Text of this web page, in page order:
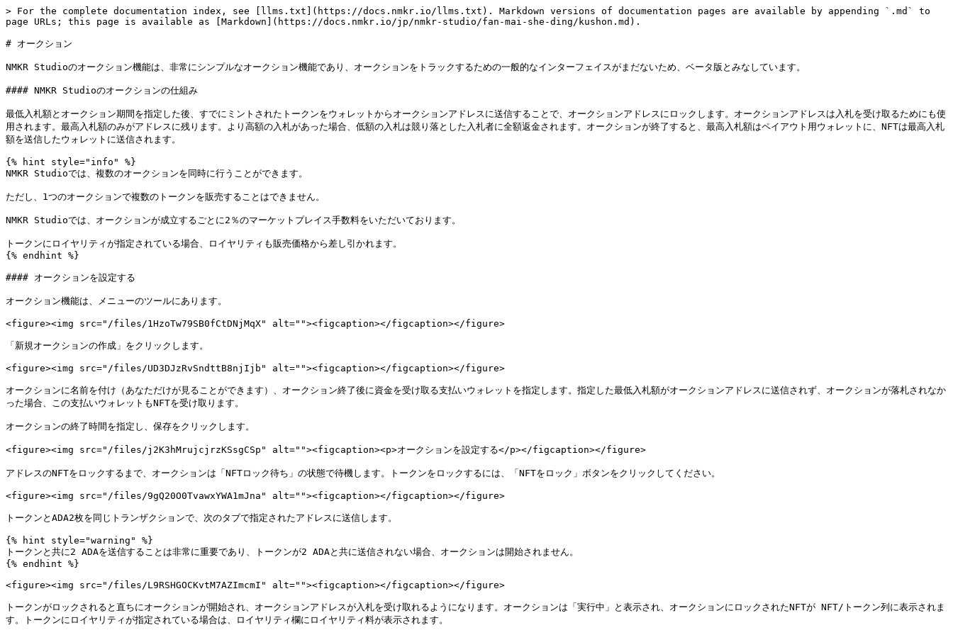
> For the complete documentation index, see [llms.txt](https://docs.nmkr.io/llms.txt). Markdown versions of documentation pages are available by appending `.md` to
page URLs; this page is available as [Markdown](https://docs.nmkr.io/jp/nmkr-studio/fan-mai-she-ding/kushon.md).
# オークション
NMKR Studioのオークション機能は、非常にシンプルなオークション機能であり、オークションをトラックするための一般的なインターフェイスがまだないため、ベータ版とみなしています。
#### NMKR Studioのオークションの仕組み
最低入札額とオークション期間を指定した後、すでにミントされたトークンをウォレットからオークションアドレスに送信することで、オークションアドレスにロックします。オークションアドレスは入札を受け取るためにも使
用されます。最高入札額のみがアドレスに残ります。より高額の入札があった場合、低額の入札は競り落とした入札者に全額返金されます。オークションが終了すると、最高入札額はペイアウト用ウォレットに、NFTは最高入札
額を送信したウォレットに送信されます。
{% hint style="info" %}
NMKR Studioでは、複数のオークションを同時に行うことができます。
ただし、1つのオークションで複数のトークンを販売することはできません。
NMKR Studioでは、オークションが成立するごとに2％のマーケットプレイス手数料をいただいております。
トークンにロイヤリティが指定されている場合、ロイヤリティも販売価格から差し引かれます。
{% endhint %}
#### オークションを設定する
オークション機能は、メニューのツールにあります。
<figure><img src="/files/1HzoTw79SB0fCtDNjMqX" alt=""><figcaption></figcaption></figure>
「新規オークションの作成」をクリックします。
<figure><img src="/files/UD3DJzRvSndttB8njIjb" alt=""><figcaption></figcaption></figure>
オークションに名前を付け（あなただけが見ることができます）、オークション終了後に資金を受け取る支払いウォレットを指定します。指定した最低入札額がオークションアドレスに送信されず、オークションが落札されなか
った場合、この支払いウォレットもNFTを受け取ります。
オークションの終了時間を指定し、保存をクリックします。
<figure><img src="/files/j2K3hMrujcjrzKSsgCSp" alt=""><figcaption><p>オークションを設定する</p></figcaption></figure>
アドレスのNFTをロックするまで、オークションは「NFTロック待ち」の状態で待機します。トークンをロックするには、「NFTをロック」ボタンをクリックしてください。
<figure><img src="/files/9gQ20O0TvawxYWA1mJna" alt=""><figcaption></figcaption></figure>
トークンとADA2枚を同じトランザクションで、次のタブで指定されたアドレスに送信します。
{% hint style="warning" %}
トークンと共に2 ADAを送信することは非常に重要であり、トークンが2 ADAと共に送信されない場合、オークションは開始されません。
{% endhint %}
<figure><img src="/files/L9RSHGOCKvtM7AZImcmI" alt=""><figcaption></figcaption></figure>
トークンがロックされると直ちにオークションが開始され、オークションアドレスが入札を受け取れるようになります。オークションは「実行中」と表示され、オークションにロックされたNFTが NFT/トークン列に表示されま
す。トークンにロイヤリティが指定されている場合は、ロイヤリティ欄にロイヤリティ料が表示されます。